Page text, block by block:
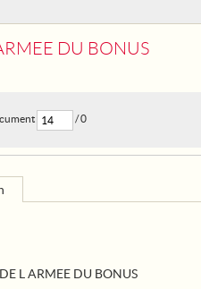
DU BONUS
/ 0
L ARMEE DU BONUS